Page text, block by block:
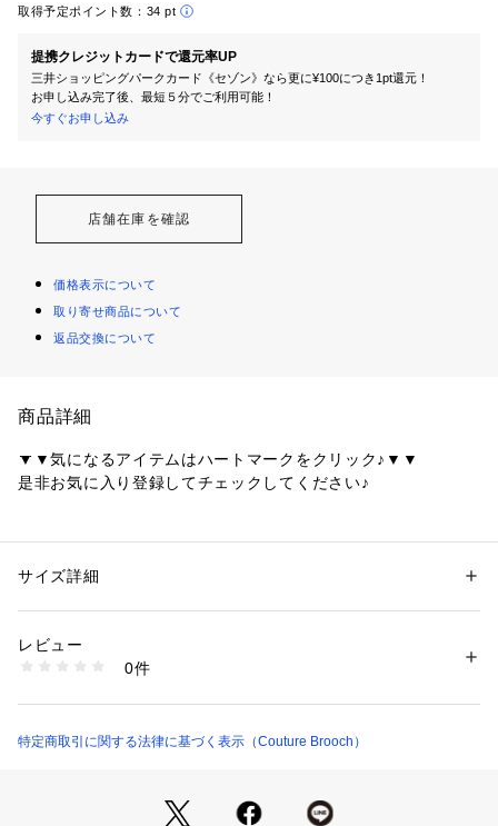
取得予定ポイント数： 34 pt
提携クレジットカードで還元率UP
三井ショッピングパークカード《セゾン》なら更に¥100につき1pt還元！
お申し込み完了後、最短５分でご利用可能！
今すぐお申し込み
店舗在庫を確認
価格表示について
取り寄せ商品について
返品交換について
商品詳細
▼▼気になるアイテムはハートマークをクリック♪▼▼
是非お気に入り登録してチェックしてください♪
～POINT～
ウエストにはギャザーがたっぷり入っているので、フワッとし
たシルエットがフェミニンです。
微光沢とシアー感があります。
性別：レディース
素材：表地・裏地: ポリエステル100％
商品番号：
508-75057 （ショップ）
サイズ詳細
レビュー
0件
特定商取引に関する法律に基づく表示（Couture Brooch）